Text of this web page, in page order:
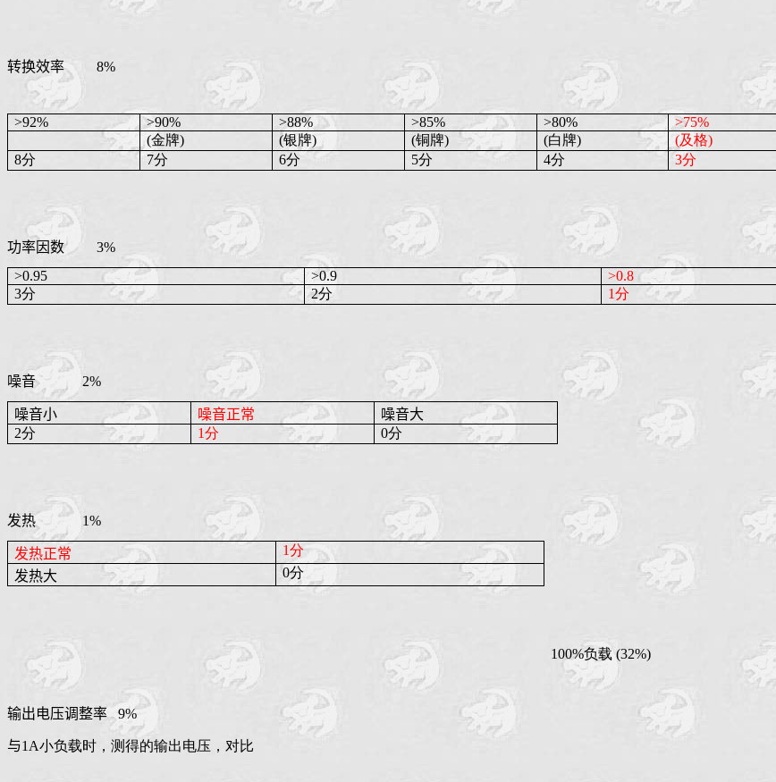
转换效率 8%
>92% >90% >88% >85% >80% >75%
(金牌)
(银牌) (铜牌) (白牌)
(及格)
8分
7分 6分 5分 4分 3分
功率因数
3%
>0.95
>0.9 >0.8
3分
2分 1分
噪音 2%
噪音小 噪音正常
噪音大
2分
1分 0分
发热 1%
发热正常
1分
发热大
0分
100%负载 (32%)
输出电压调整率 9%
与1A小负载时，测得的输出电压，对比